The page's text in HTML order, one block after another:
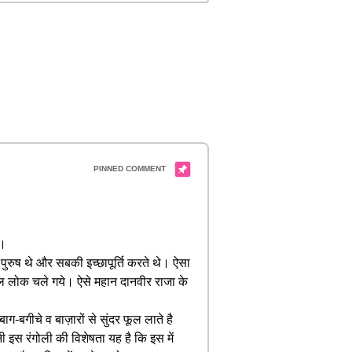
थे और सबकी इच्छापूर्ति करते थे। ऐसा
लोक चले गये। ऐसे महान दानवीर राजा के
बगीचे व बाज़ारों से सुंदर फूल लाते है
रंगोली की विशेषता यह है कि इस में